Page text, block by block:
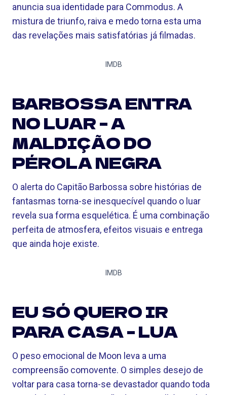
anuncia sua identidade para Commodus. A
mistura de triunfo, raiva e medo torna esta uma
das revelações mais satisfatórias já filmadas.
IMDB
BARBOSSA ENTRA
NO LUAR – A
MALDIÇÃO DO
PÉROLA NEGRA
O alerta do Capitão Barbossa sobre histórias de
fantasmas torna-se inesquecível quando o luar
revela sua forma esquelética. É uma combinação
perfeita de atmosfera, efeitos visuais e entrega
que ainda hoje existe.
IMDB
EU SÓ QUERO IR
PARA CASA – LUA
O peso emocional de Moon leva a uma
compreensão comovente. O simples desejo de
voltar para casa torna-se devastador quando toda